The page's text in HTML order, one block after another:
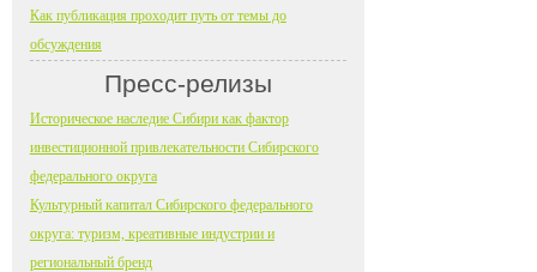
Как публикация проходит путь от темы до
обсуждения
Пресс-релизы
Историческое наследие Сибири как фактор
инвестиционной привлекательности Сибирского
федерального округа
Культурный капитал Сибирского федерального
округа: туризм, креативные индустрии и
региональный бренд